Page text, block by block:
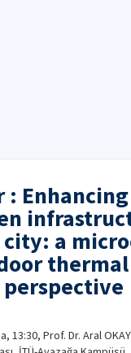
:
city: a
thermal
13:30, Prof. Dr. Aral